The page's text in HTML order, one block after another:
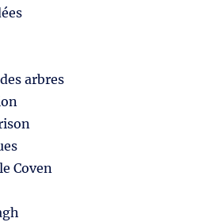
arbres
Coven